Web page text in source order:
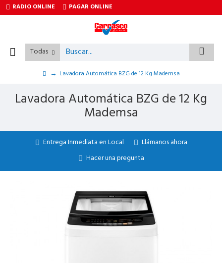
RADIO ONLINE PAGAR ONLINE
Todas
Lavadora Automática BZG de 12 Kg Mademsa
Lavadora Automática BZG de 12 Kg
Mademsa
Entrega Inmediata en Local
Llámanos ahora
Hacer una pregunta